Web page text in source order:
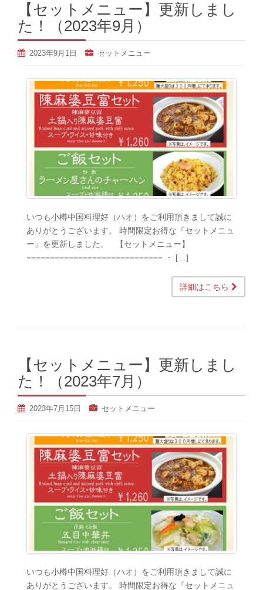
【セットメニュー】更新しまし
た！（2023年9月）
2023年9月1日 セットメニュー
いつも小樽中国料理好（ハオ）をご利用頂きまして誠に
ありがとうございます。 時間限定お得な『セットメニュ
ー』を更新しました。 【セットメニュー】
============================= ・ […]
詳細はこちら
【セットメニュー】更新しまし
た！（2023年7月）
2023年7月15日 セットメニュー
いつも小樽中国料理好（ハオ）をご利用頂きまして誠に
ありがとうございます。 時間限定お得な『セットメニュ